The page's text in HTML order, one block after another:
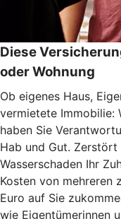
Diese
oder Wohnung
Ob eigenes Haus,
vermietete Immobilie:
haben Sie
Hab und Gut.
Wasserschaden Ihr
Kosten von mehreren
Euro auf Sie
wie Eigentümerinnen